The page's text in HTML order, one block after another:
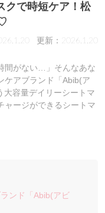
クで時短ケア！松
更新：2026.1.20
間がない…」そんなあな
ケアブランド「Abib(ア
大容量デイリーシートマ
ャージができるシートマ
ンド「Abib(アビ